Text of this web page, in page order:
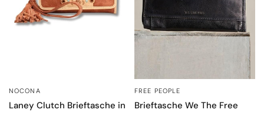
NOCONA
Laney Clutch Brieftasche in
SCHNELLANSICHT
FREE PEOPLE
Brieftasche We The Free